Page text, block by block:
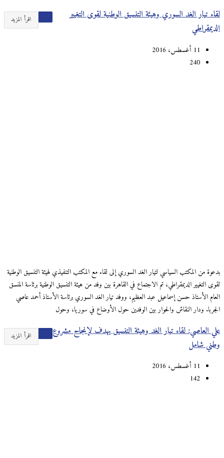
اقرأ المزيد
لقاء تيار الغد السوري وهيئة التنسيق الوطنية لقوى التغيير
الديمقراطي
11 أغسطس، 2016
240
بدعوة من المكتب السياسي لتيار الغد السوري إلى لقاء مع المكتب التنفيذي لهيئة التنسيق الوطنية
لقوى التغيير الديمقراطي، تم الاجتماع في القاهرة بين وفد من هيئة التنسيق الوطنية برئاسة المنسق
العام الأستاذ حسن إسماعيل عبد العظيم، ووفد تيار الغد السوري برئاسة الأستاذ أحمد عاصي
الجربا. ودار النقاش والحوار بين الوفدين حول الأوضاع في سوريا، وحول
اقرأ المزيد
علي العاصي: لقاء تيار الغد وهيئة التنسيق يهدف لإنجاح مشروع
وطني شامل
11 أغسطس، 2016
142